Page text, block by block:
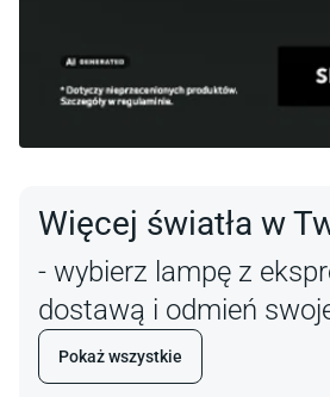
Więcej światła w
- wybierz lampę z
dostawą i odmień
Pokaż wszystkie